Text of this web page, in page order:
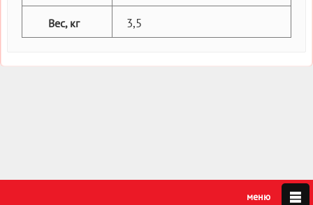
Вес, кг 3,5